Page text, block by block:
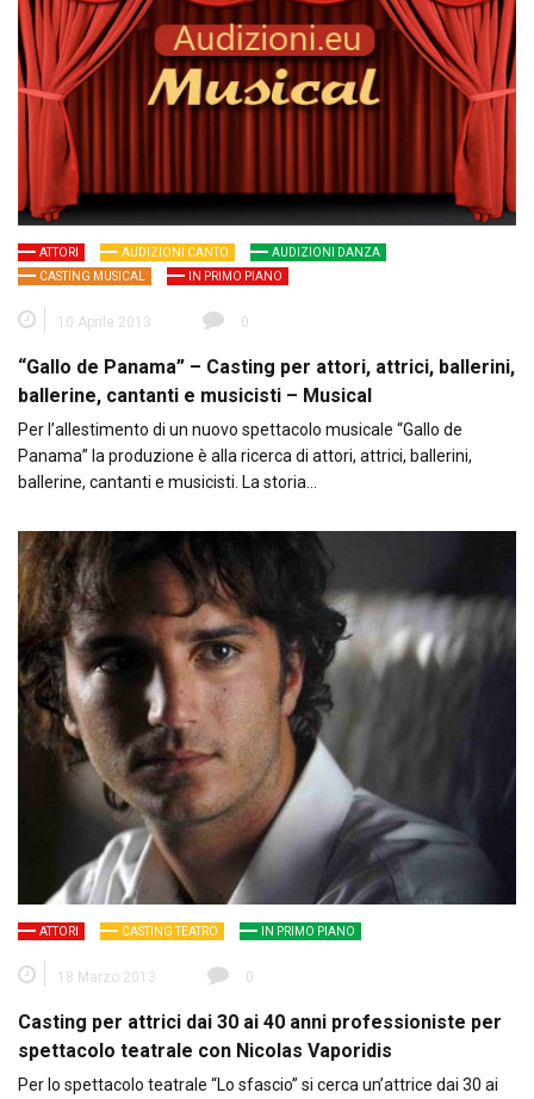
ATTORI AUDIZIONI CANTO
AUDIZIONI DANZA
CASTING MUSICAL
IN PRIMO PIANO
10 Aprile 2013 0
“Gallo de Panama” – Casting per attori, attrici, ballerini,
ballerine, cantanti e musicisti – Musical
Per l’allestimento di un nuovo spettacolo musicale “Gallo de
Panama” la produzione è alla ricerca di attori, attrici, ballerini,
ballerine, cantanti e musicisti. La storia…
ATTORI CASTING TEATRO IN PRIMO PIANO
18 Marzo 2013 0
Casting per attrici dai 30 ai 40 anni professioniste per
spettacolo teatrale con Nicolas Vaporidis
Per lo spettacolo teatrale “Lo sfascio” si cerca un’attrice dai 30 ai